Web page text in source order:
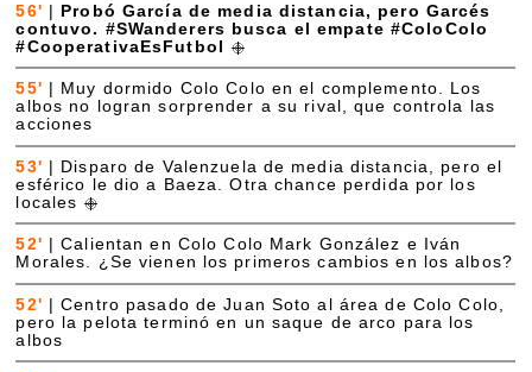
56' | Probó García de media distancia, pero Garcés
contuvo. #SWanderers busca el empate #ColoColo
#CooperativaEsFutbol
55'
Muy dormido Colo Colo en el complemento. Los
albos no logran sorprender a su rival, que controla las
acciones
53' | Disparo de Valenzuela de media distancia, pero el
esférico le dio a Baeza. Otra chance perdida por los
locales
52' |Calientan en Colo Colo Mark González e Iván
Morales. ¿Se vienen los primeros cambios en los albos?
52' |Centro pasado de Juan Soto al área de Colo Colo,
pero la pelota terminó en un saque de arco para los
albos